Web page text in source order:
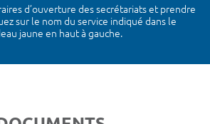
d’ouverture des secrétariats et prendre
sur le nom du service indiqué dans le
jaune en haut à gauche.